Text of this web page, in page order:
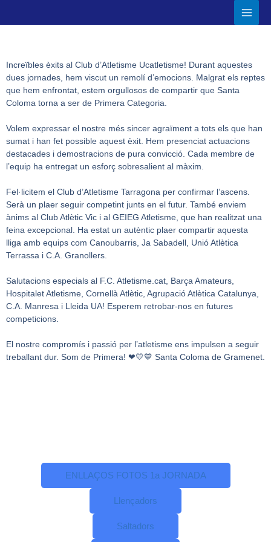
al
Main
Increïbles èxits al Club d’Atletisme Ucatletisme! Durant aquestes
dues jornades, hem viscut un remolí d’emocions. Malgrat els reptes
que hem enfrontat, estem orgullosos de compartir que Santa
Coloma torna a ser de Primera Categoria.
Volem expressar el nostre més sincer agraïment a tots els que han
sumat i han fet possible aquest èxit. Hem presenciat actuacions
destacades i demostracions de pura convicció. Cada membre de
l’equip ha entregat un esforç sobresalient al màxim.
Fel·licitem el Club d’Atletisme Tarragona per confirmar l’ascens.
Serà un plaer seguir competint junts en el futur. També enviem
ànims al Club Atlètic Vic i al GEIEG Atletisme, que han realitzat una
feina excepcional. Ha estat un autèntic plaer compartir aquesta
lliga amb equips com Canoubarris, Ja Sabadell, Unió Atlètica
Terrassa i C.A. Granollers.
Salutacions especials al F.C. Atletisme.cat, Barça Amateurs,
Hospitalet Atletisme, Cornellà Atlètic, Agrupació Atlètica Catalunya,
C.A. Manresa i Lleida UA! Esperem retrobar-nos en futures
competicions.
El nostre compromís i passió per l’atletisme ens impulsen a seguir
treballant dur. Som de Primera! ❤💛💙 Santa Coloma de Gramenet.
ENLLAÇOS FOTOS 1a JORNADA
Llençadors
Saltadors